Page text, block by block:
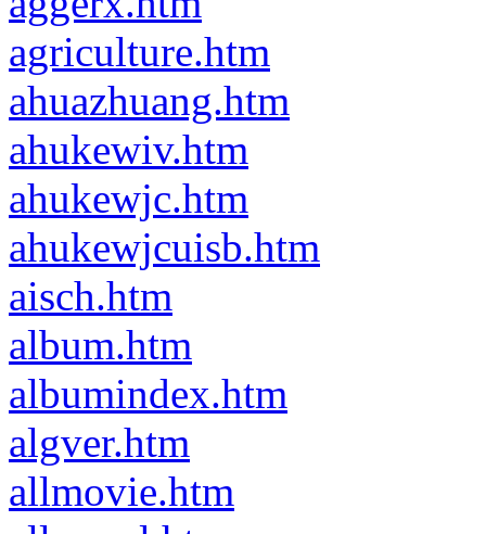
agriculture.htm
ahuazhuang.htm
ahukewiv.htm
ahukewjc.htm
ahukewjcuisb.htm
aisch.htm
album.htm
albumindex.htm
algver.htm
allmovie.htm